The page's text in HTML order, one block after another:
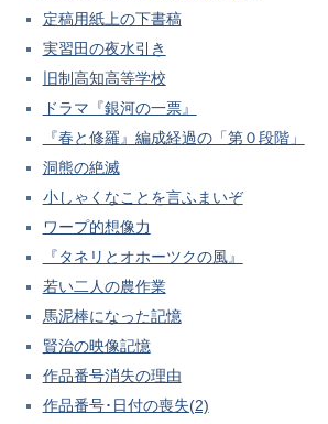
定稿用紙上の下書稿
実習田の夜水引き
旧制高知高等学校
ドラマ『銀河の一票』
『春と修羅』編成経過の「第０段階」
洞熊の絶滅
小しゃくなことを言ふまいぞ
ワープ的想像力
『タネリとオホーツクの風』
若い二人の農作業
馬泥棒になった記憶
賢治の映像記憶
作品番号消失の理由
作品番号･日付の喪失(2)